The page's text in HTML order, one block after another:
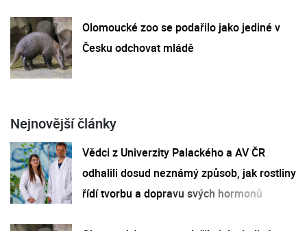
Olomoucké zoo se podařilo jako jediné v
Česku odchovat mládě
Nejnovější články
Vědci z Univerzity Palackého a AV ČR
odhalili dosud neznámý způsob, jak rostliny
řídí tvorbu a dopravu svých hormonů